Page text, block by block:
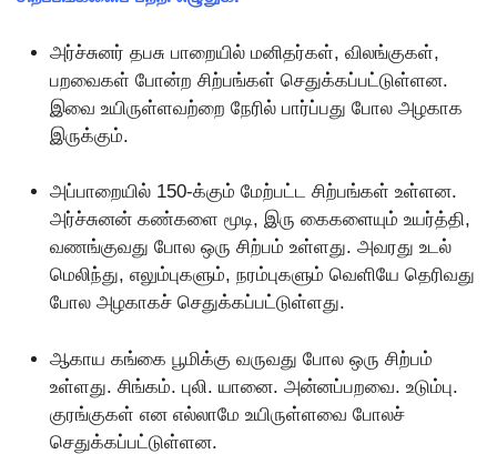
அர்ச்சுனர் தபசு பாறையில் மனிதர்கள், விலங்குகள்,
பறவைகள் போன்ற சிற்பங்கள் செதுக்கப்பட்டுள்ளன.
இவை உயிருள்ளவற்றை நேரில் பார்ப்பது போல அழகாக
இருக்கும்.
அப்பாறையில் 150-க்கும் மேற்பட்ட சிற்பங்கள் உள்ளன.
அர்ச்சுனன் கண்களை மூடி, இரு கைகளையும் உயர்த்தி,
வணங்குவது போல ஒரு சிற்பம் உள்ளது. அவரது உடல்
மெலிந்து, எலும்புகளும், நரம்புகளும் வெளியே தெரிவது
போல அழகாகச் செதுக்கப்பட்டுள்ளது.
ஆகாய கங்கை பூமிக்கு வருவது போல ஒரு சிற்பம்
உள்ளது. சிங்கம். புலி. யானை. அன்னப்பறவை. உடும்பு.
குரங்குகள் என எல்லாமே உயிருள்ளவை போலச்
செதுக்கப்பட்டுள்ளன.